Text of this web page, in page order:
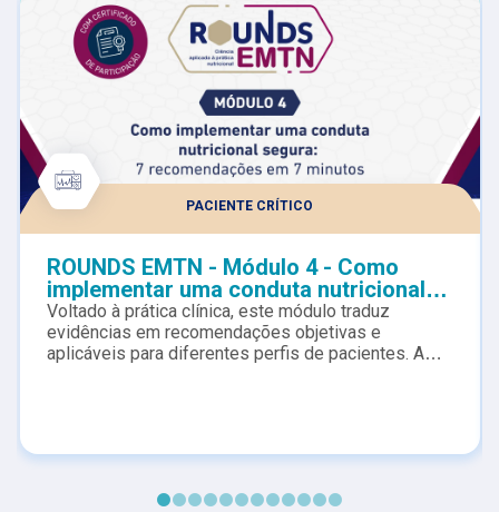
PACIENTE CRÍTICO
ROUNDS EMTN - Módulo 4 - Como
implementar uma conduta nutricional
segura: 7 recomendações em 7
minutos.
Voltado à prática clínica, este módulo traduz
evidências em recomendações objetivas e
aplicáveis para diferentes perfis de pacientes. A